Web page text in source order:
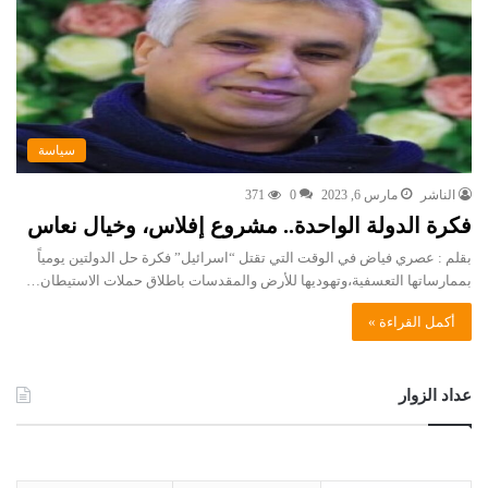
سياسة
الناشر مارس 6, 2023 0
371
فكرة الدولة الواحدة.. مشروع إفلاس، وخيال نعاس
بقلم : عصري فياض في الوقت التي تقتل “اسرائيل” فكرة حل الدولتين يومياً
بممارساتها التعسفية،وتهوديها للأرض والمقدسات باطلاق حملات الاستيطان…
أكمل القراءة »
عداد الزوار